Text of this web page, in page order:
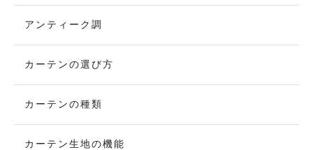
アンティーク調
カーテンの選び方
カーテンの種類
カーテン生地の機能